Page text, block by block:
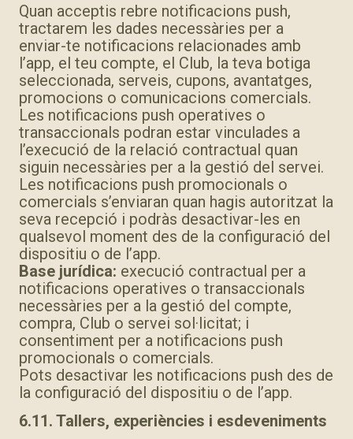
Quan acceptis rebre notificacions push,
tractarem les dades necessàries per a
enviar-te notificacions relacionades amb
l’app, el teu compte, el Club, la teva botiga
seleccionada, serveis, cupons, avantatges,
promocions o comunicacions comercials.
Les notificacions push operatives o
transaccionals podran estar vinculades a
l’execució de la relació contractual quan
siguin necessàries per a la gestió del servei.
Les notificacions push promocionals o
comercials s’enviaran quan hagis autoritzat la
seva recepció i podràs desactivar-les en
qualsevol moment des de la configuració del
dispositiu o de l’app.
Base jurídica: execució contractual per a
notificacions operatives o transaccionals
necessàries per a la gestió del compte,
compra, Club o servei sol·licitat; i
consentiment per a notificacions push
promocionals o comercials.
Pots desactivar les notificacions push des de
la configuració del dispositiu o de l’app.
6.11. Tallers, experiències i esdeveniments